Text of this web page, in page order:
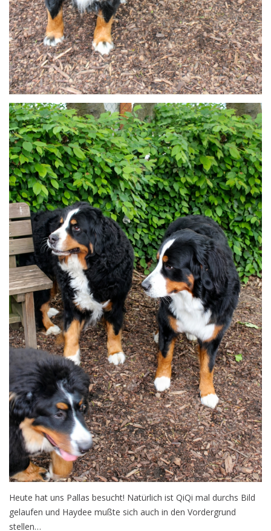
Heute hat uns Pallas besucht! Natürlich ist QiQi mal durchs Bild
gelaufen und Haydee mußte sich auch in den Vordergrund
stellen…